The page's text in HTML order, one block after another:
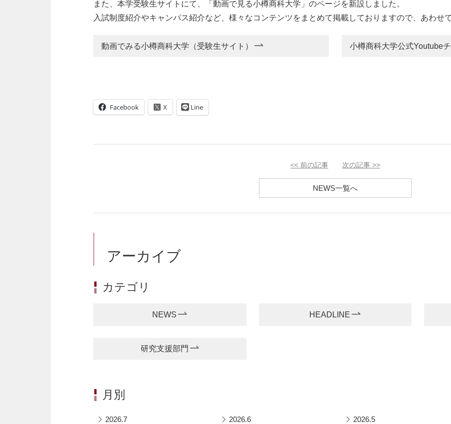
また、本学受験生サイトにて、「動画で見る小樽商科大学」のページを新設しました。
入試制度紹介やキャンパス紹介など、様々なコンテンツをまとめて掲載しておりますので、あわせ
動画でみる小樽商科大学（受験生サイト） 小樽商科大学公式Youtube
Facebook Line
<< 前の記事 次の記事 >>
NEWS一覧へ
アーカイブ
カテゴリ
NEWS HEADLINE
研究支援部門
月別
2026.7 2026.6 2026.5